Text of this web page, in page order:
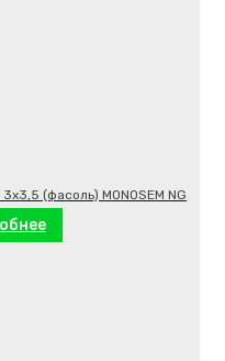
(фасоль) MONOSEM NG